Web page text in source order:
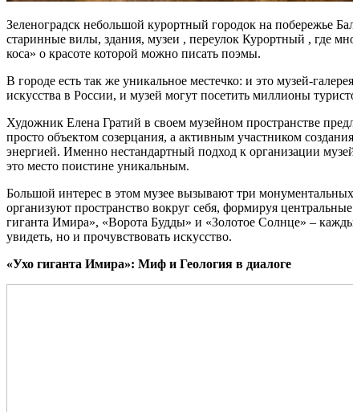
Зеленоградск небольшой курортный городок на побережье
старинные вилы, здания, музеи , переулок Курортный , где
коса» о красоте которой можно писать поэмы.
В городе есть так же уникальное местечко: и это музей-
искусства в России, и музей могут посетить миллионы
Художник Елена Гратий в своем музейном пространстве
просто объектом созерцания, а активным участником
энергией. Именно нестандартный подход к организации
это место поистине уникальным.
Большой интерес в этом музее вызывают три
организуют пространство вокруг себя, формируя
гиганта Имира», «Ворота Будды» и «Золотое Солнце» –
увидеть, но и прочувствовать искусство.
«Ухо гиганта Имира»: Миф и Геология в диалоге